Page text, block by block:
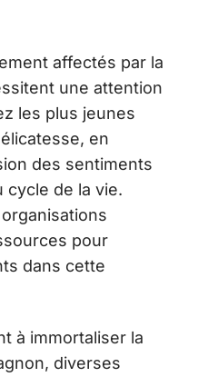
affectés par la
une attention
les plus jeunes
en
des sentiments
cycle de la vie.
pour
dans cette
à immortaliser la
diverses